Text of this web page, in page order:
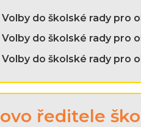
Volby do školské rady pro
Volby do školské rady pro
Volby do školské rady pro
ředitele